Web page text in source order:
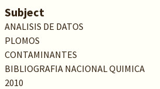
Subject
ANALISIS DE DATOS
PLOMOS
CONTAMINANTES
BIBLIOGRAFIA NACIONAL QUIMICA
2010